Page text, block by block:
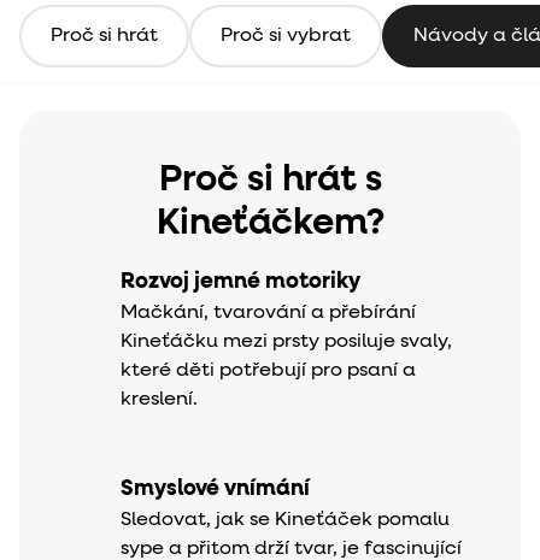
Proč si hrát Proč si vybrat Návody a
Proč si hrát s
Kineťáčkem?
Rozvoj jemné motoriky
Mačkání, tvarování a přebírání
Kineťáčku mezi prsty posiluje svaly,
které děti potřebují pro psaní a
kreslení.
Smyslové vnímání
Sledovat, jak se Kineťáček pomalu
sype a přitom drží tvar, je fascinující